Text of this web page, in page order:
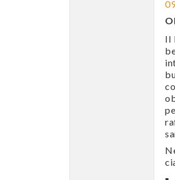
Il